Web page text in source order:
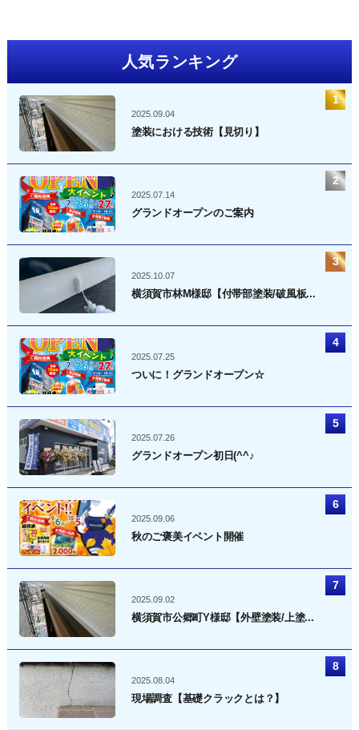
人気ランキング
2025.09.04
塗装における技術【見切り】
2025.07.14
グランドオープンのご案内
2025.10.07
横須賀市林M様邸【付帯部塗装/破風板...
2025.07.25
ついに！グランドオープン☆
2025.07.26
グランドオープン初日(^^♪
2025.09.06
秋のご褒美イベント開催
2025.09.02
横須賀市公郷町Y様邸【外壁塗装/上塗...
2025.08.04
現場調査【基礎クラックとは？】